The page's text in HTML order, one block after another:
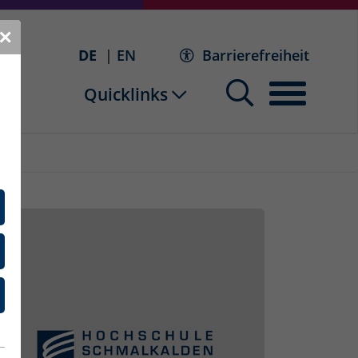
DE EN Barrierefreiheit
Quicklinks